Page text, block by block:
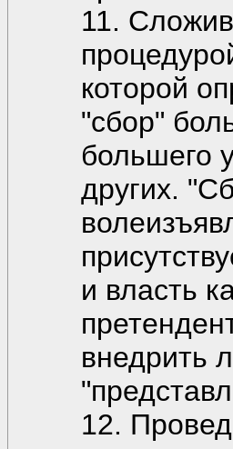
11.
которой
"сбор"
большего
других.
и власть
внедрить
12.